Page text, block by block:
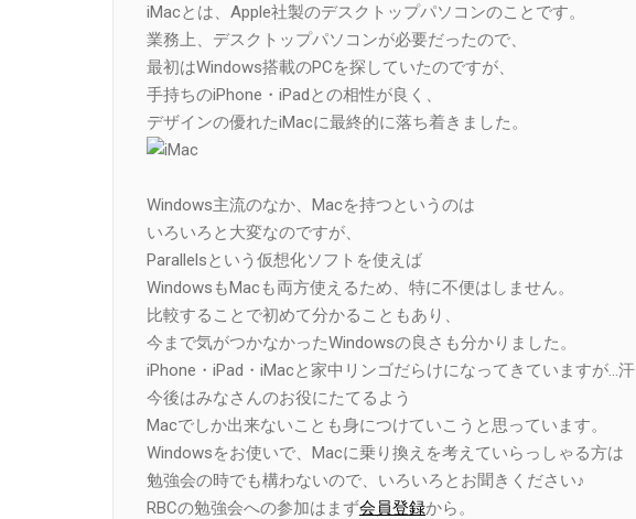
iMacとは、Apple社製のデスクトップパソコンのことです。
業務上、デスクトップパソコンが必要だったので、
最初はWindows搭載のPCを探していたのですが、
手持ちのiPhone・iPadとの相性が良く、
デザインの優れたiMacに最終的に落ち着きました。
Windows主流のなか、Macを持つというのは
いろいろと大変なのですが、
Parallelsという仮想化ソフトを使えば
WindowsもMacも両方使えるため、特に不便はしません。
比較することで初めて分かることもあり、
今まで気がつかなかったWindowsの良さも分かりました。
iPhone・iPad・iMacと家中リンゴだらけになってきていますが…汗
今後はみなさんのお役にたてるよう
Macでしか出来ないことも身につけていこうと思っています。
Windowsをお使いで、Macに乗り換えを考えていらっしゃる方は
勉強会の時でも構わないので、いろいろとお聞きください♪
RBCの勉強会への参加はまず会員登録から。